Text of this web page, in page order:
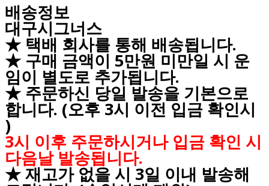
배송정보
대구시그너스
★ 택배 회사를 통해 배송됩니다.
★ 구매 금액이 5만원 미만일 시 운
임이 별도로 추가됩니다.
★ 주문하신 당일 발송을 기본으로
합니다. (오후 3시 이전 입금 확인시
)
3시 이후 주문하시거나 입금 확인 시
다음날 발송됩니다.
★ 재고가 없을 시 3일 이내 발송해